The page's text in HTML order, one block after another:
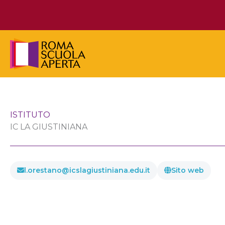
contenuto
ISTITUTO
IC LA GIUSTINIANA
l.orestano@icslagiustiniana.edu.it Sito web